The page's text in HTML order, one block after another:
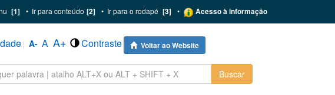
[1] • Ir para conteúdo [2] • Ir para o rodapé [3] • Acesso à informação
| A- A A+ Contraste Voltar ao Website
Buscar